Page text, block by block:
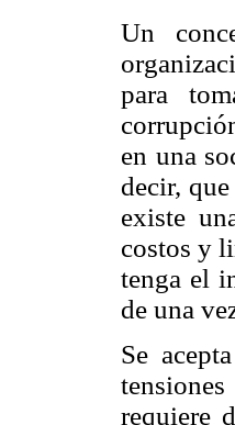
Un
para
en una
decir,
existe
costos y
tenga el
de una
Se
requiere